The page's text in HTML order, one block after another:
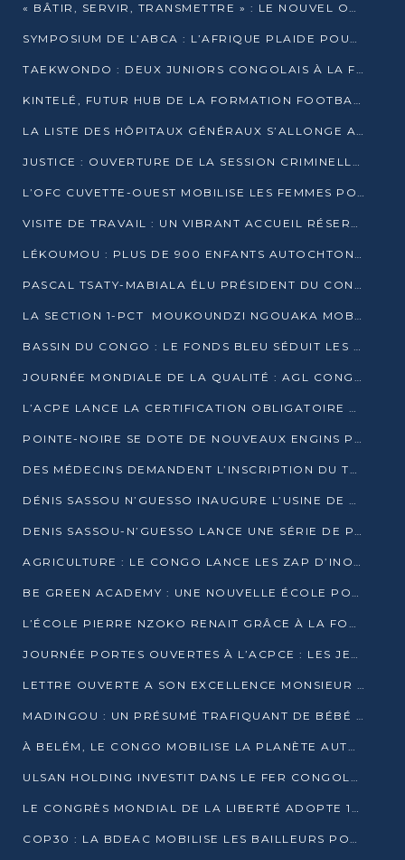
« BÂTIR, SERVIR, TRANSMETTRE » : LE NOUVEL OUVRAGE QUI INTERPELLE LES COLLECTIVITÉS
SYMPOSIUM DE L’ABCA : L’AFRIQUE PLAIDE POUR UN FINANCEMENT CLIMATIQUE ÉQUITABLE
TAEKWONDO : DEUX JUNIORS CONGOLAIS À LA FINALE D’OPEN SYRIES 2025 À ABIDJAN
KINTELÉ, FUTUR HUB DE LA FORMATION FOOTBALLISTIQUE AFRICAINE ?
LA LISTE DES HÔPITAUX GÉNÉRAUX S’ALLONGE AU CONGO
JUSTICE : OUVERTURE DE LA SESSION CRIMINELLE À BRAZZAVILLE AVEC 52 DOSSIERS AU RÔLE
L’OFC CUVETTE-OUEST MOBILISE LES FEMMES POUR ACCUEILLIR LE PRÉSIDENT DE LA RÉPUBLIQUE
VISITE DE TRAVAIL : UN VIBRANT ACCUEIL RÉSERVÉ À DENIS SASSOU-N’GUESSO PAR L’ASSOCIATION « LES AMIS DE WOMO »
LÉKOUMOU : PLUS DE 900 ENFANTS AUTOCHTONES REÇOIVENT DES KITS SCOLAIRES GRÂCE À L’ESPACE OPOKO
PASCAL TSATY-MABIALA ÉLU PRÉSIDENT DU CONSEIL NATIONAL DE L’UPADS
LA SECTION 1-PCT MOUKOUNDZI NGOUAKA MOBILISE 100 000 FCFA POUR LE 6ᵉ CONGRÈS DU PARTI
BASSIN DU CONGO : LE FONDS BLEU SÉDUIT LES BAILLEURS À BELÉM
JOURNÉE MONDIALE DE LA QUALITÉ : AGL CONGO FORME ET SENSIBILISE LES JEUNES TALENTS
L’ACPE LANCE LA CERTIFICATION OBLIGATOIRE DES CONTRATS DE TRAVAIL DES TRANSPORTEURS
POINTE-NOIRE SE DOTE DE NOUVEAUX ENGINS POUR L’ASSAINISSEMENT ET L’ENTRETIEN ROUTIER
DES MÉDECINS DEMANDENT L’INSCRIPTION DU TRAITEMENT DU PIED-BOT DANS LES CURSUS UNIVERSITAIRES
DÉNIS SASSOU N’GUESSO INAUGURE L’USINE DE VALORISATION DU GAZ ASSOCIÉ
DENIS SASSOU-N’GUESSO LANCE UNE SÉRIE DE PROJETS DANS LE KOUILOU
AGRICULTURE : LE CONGO LANCE LES ZAP D’INONI ET YONO
BE GREEN ACADEMY : UNE NOUVELLE ÉCOLE POUR LES MÉTIERS DE L’ÉCOLOGIE À POINTE-NOIRE
L’ÉCOLE PIERRE NZOKO RENAIT GRÂCE À LA FONDATION MUCODEC
JOURNÉE PORTES OUVERTES À L’ACPCE : LES JEUNES EN IMMERSION DANS L’ENTREPRISE
LETTRE OUVERTE A SON EXCELLENCE MONSIEUR DENIS SASSOU NGUESSO, PRESIDENT DE LAREPUBLIQUE DU CONGO
MADINGOU : UN PRÉSUMÉ TRAFIQUANT DE BÉBÉ CHIMPANZÉ FIXÉ SUR SON SORT LE 20 NOVEMBRE
À BELÉM, LE CONGO MOBILISE LA PLANÈTE AUTOUR DU FONDS BLEU POUR LE BASSIN DU CONGO
ULSAN HOLDING INVESTIT DANS LE FER CONGOLAIS
LE CONGRÈS MONDIAL DE LA LIBERTÉ ADOPTE 14 RÉSOLUTIONS HISTORIQUES
COP30 : LA BDEAC MOBILISE LES BAILLEURS POUR LE FONDS BLEU DU BASSIN DU CONGO